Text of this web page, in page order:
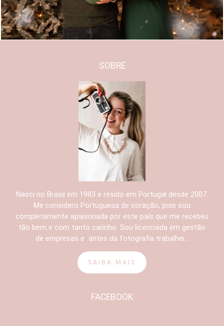
SOBRE
Nasci no Brasil em 1983 e resido em Portugal desde 2007.
Me considero Portuguesa de coração, pois sou
completamente apaixonada por este país que me recebeu
tão bem e com tanto carinho. Sou licenciada em gestão
de empresas e antes da fotografia trabalhei...
SAIBA MAIS
FACEBOOK